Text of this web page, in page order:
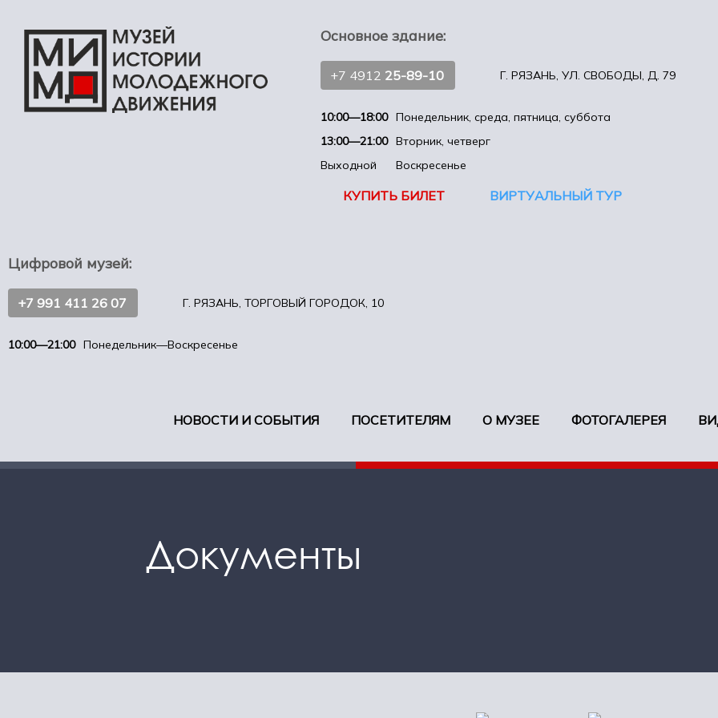
Основное здание:
+7 4912 25-89-10 Г. РЯЗАНЬ, УЛ. СВОБОДЫ, Д. 79
10:00—18:00 Понедельник, среда, пятница, суббота
13:00—21:00 Вторник, четверг
Выходной
Воскресенье
КУПИТЬ БИЛЕТ ВИРТУАЛЬНЫЙ ТУР
Цифровой музей:
+7 991 411 26 07 Г. РЯЗАНЬ, ТОРГОВЫЙ ГОРОДОК, 10
10:00—21:00 Понедельник—Воскресенье
НОВОСТИ И СОБЫТИЯ ПОСЕТИТЕЛЯМ О МУЗЕЕ ФОТОГАЛЕРЕЯ
Документы